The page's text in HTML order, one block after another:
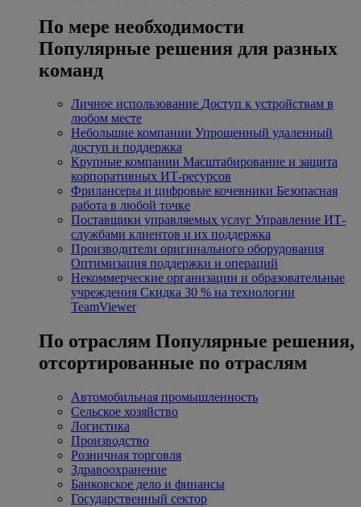
По мере необходимости
Популярные решения для разных
команд
Личное использование Доступ к устройствам в
любом месте
Небольшие компании Упрощенный удаленный
доступ и поддержка
Крупные компании Масштабирование и защита
корпоративных ИТ-ресурсов
Фрилансеры и цифровые кочевники Безопасная
работа в любой точке
Поставщики управляемых услуг Управление ИТ-
службами клиентов и их поддержка
Производители оригинального оборудования
Оптимизация поддержки и операций
Некоммерческие организации и образовательные
учреждения Скидка 30 % на технологии
TeamViewer
По отраслям Популярные решения,
отсортированные по отраслям
Автомобильная промышленность
Сельское хозяйство
Логистика
Производство
Розничная торговля
Здравоохранение
Банковское дело и финансы
Государственный сектор